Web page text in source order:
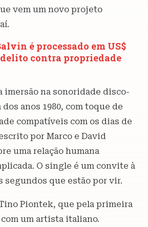
vem um novo projeto
é processado em US$
contra propriedade
imersão na sonoridade disco-
anos 1980, com toque de
compatíveis com os dias de
por Marco e David
uma relação humana
O single é um convite à
segundos que estão por vir.
Piontek, que pela primeira
um artista italiano.